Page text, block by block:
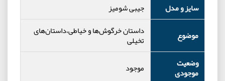
سایز و مدل
جیبی شومیز
موضوع
داستان خرگوش‌ها و خیاطی،داستان‌های
تخیلی
وضعیت
موجودی
موجود